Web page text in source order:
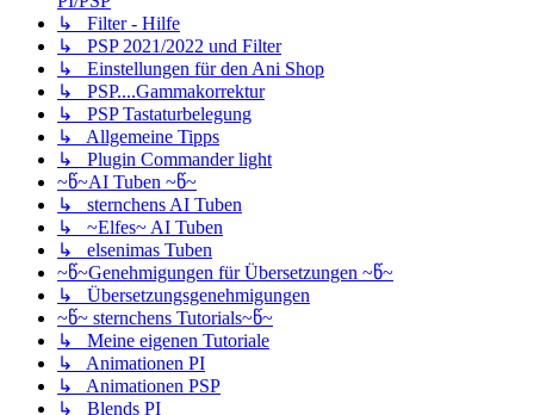
↳ Filter - Hilfe
↳ PSP 2021/2022 und Filter
↳ Einstellungen für den Ani Shop
↳ PSP....Gammakorrektur
↳ PSP Tastaturbelegung
↳ Allgemeine Tipps
↳ Plugin Commander light
~წ~AI Tuben ~წ~
↳ sternchens AI Tuben
↳ ~Elfes~ AI Tuben
↳ elsenimas Tuben
~წ~Genehmigungen für Übersetzungen ~წ~
↳ Übersetzungsgenehmigungen
~წ~ sternchens Tutorials~წ~
↳ Meine eigenen Tutoriale
↳ Animationen PI
↳ Animationen PSP
↳ Blends PI